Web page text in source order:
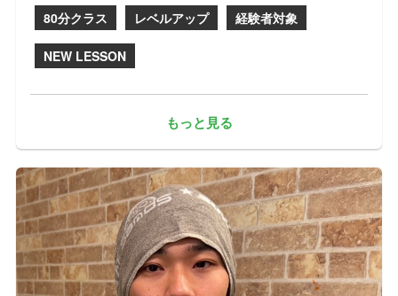
80分クラス レベルアップ 経験者対象
NEW LESSON
もっと見る